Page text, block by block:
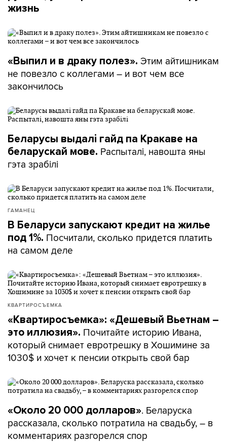
жизнь
«Выпил и в драку полез». Этим айтишникам
не повезло с коллегами – и вот чем все
закончилось
Беларусы выдалі гайд па Кракаве на
беларускай мове. Распыталі, навошта яны
гэта зрабілі
ГАМАНЕЦ
В Беларуси запускают кредит на жилье
под 1%. Посчитали, сколько придется платить
на самом деле
КВАРТИРОСЪЕМКА
«Квартиросъемка»: «Дешевый Вьетнам –
это иллюзия». Почитайте историю Ивана,
который снимает евротрешку в Хошимине за
1030$ и хочет к пенсии открыть свой бар
«Около 20 000 долларов». Беларуска
рассказала, сколько потратила на свадьбу, – в
комментариях разгорелся спор